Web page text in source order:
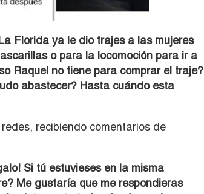
Florida ya le dio trajes a las mujeres
o para la locomoción para ir a
Raquel no tiene para comprar el traje?
abastecer? Hasta cuándo esta
recibiendo comentarios de
Si tú estuvieses en la misma
Me gustaría que me respondieras